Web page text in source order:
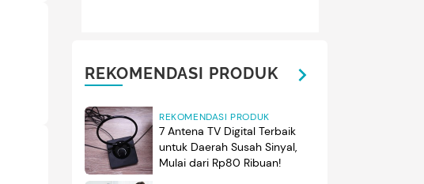
REKOMENDASI PRODUK
REKOMENDASI PRODUK
7 Antena TV Digital Terbaik
untuk Daerah Susah Sinyal,
Mulai dari Rp80 Ribuan!